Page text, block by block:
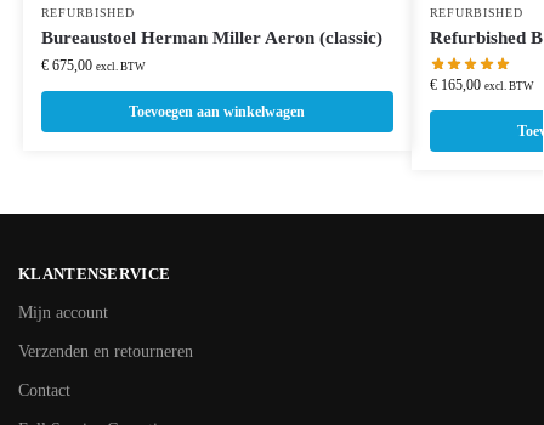
REFURBISHED
Bureaustoel Herman Miller Aeron (classic)
€675,00 excl. BTW
Toevoegen aan winkelwagen
REFURBISHED
Refurbished
€165,00 excl. BTW
KLANTENSERVICE
Mijn account
Verzenden en retourneren
Contact